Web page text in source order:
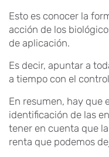
Esto es conocer la
acción de los
de aplicación.
Es decir, apuntar a
a tiempo con el
En resumen, hay que
identificación de las
tener en cuenta que
renta que podemos